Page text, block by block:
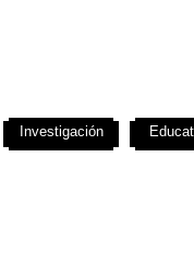
Investigación